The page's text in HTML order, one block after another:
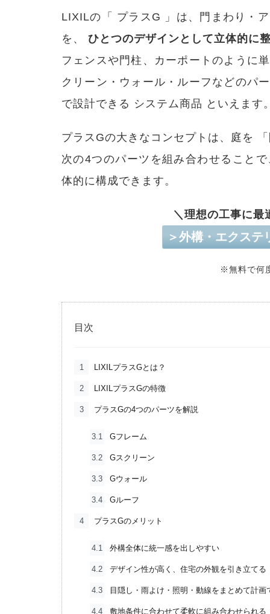
LIXILの「 プラスG 」は、門まわり・
を、 ひとつのデザインとして立体的に
フェンスや門柱、カーポートのように
クリーン・ウォール・ルーフなどのパ
で設計できる システム商品 といえます
プラスGの大きなコンセプトは、庭を
次の4つのパーツを組み合わせること
体的に構成できます。
＼理想の工事に最
＞外構・エクステ
※無料で何
目次
1 LIXILプラスGとは？
2 LIXILプラスGの特徴
3 プラスGの4つのパーツを解説
3.1 Gフレーム
3.2 Gスクリーン
3.3 Gウォール
3.4 Gルーフ
4 プラスGのメリット
4.1 外構全体に統一感を出しやすい
4.2 デザイン性が高く、住宅の外観を引き立てる
4.3 目隠し・雨よけ・照明・動線をまとめて計画
4.4 敷地条件に合わせて柔軟に組み合わせられる